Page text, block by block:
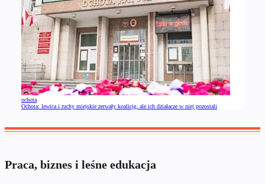
ochota
Ochota: lewica i ruchy miejskie zerwały koalicję, ale ich działacze w niej pozostali
Praca, biznes i leśne edukacja